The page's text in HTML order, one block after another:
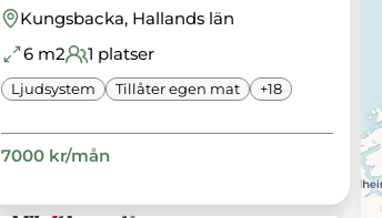
Kungsbacka, Hallands län
6 m2 1 platser
Ljudsystem Tillåter egen mat +18
7000 kr/mån